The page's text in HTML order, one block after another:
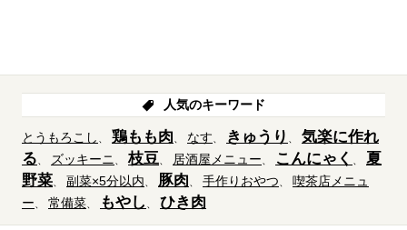
人気のキーワード
とうもろこし 鶏もも肉 なす きゅうり
気楽に作れ
る
ズッキーニ 枝豆 居酒屋メニュー こんにゃく
夏
野菜
副菜×5分以内 豚肉 手作りおやつ
喫茶店メニュ
ー
常備菜 もやし ひき肉